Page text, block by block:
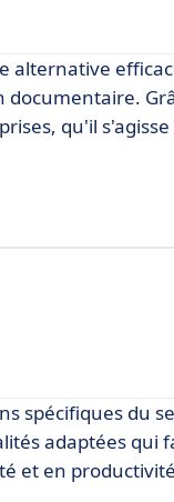
alternative
qu'il s'agisse
spécifiques du
adaptées qui
et en